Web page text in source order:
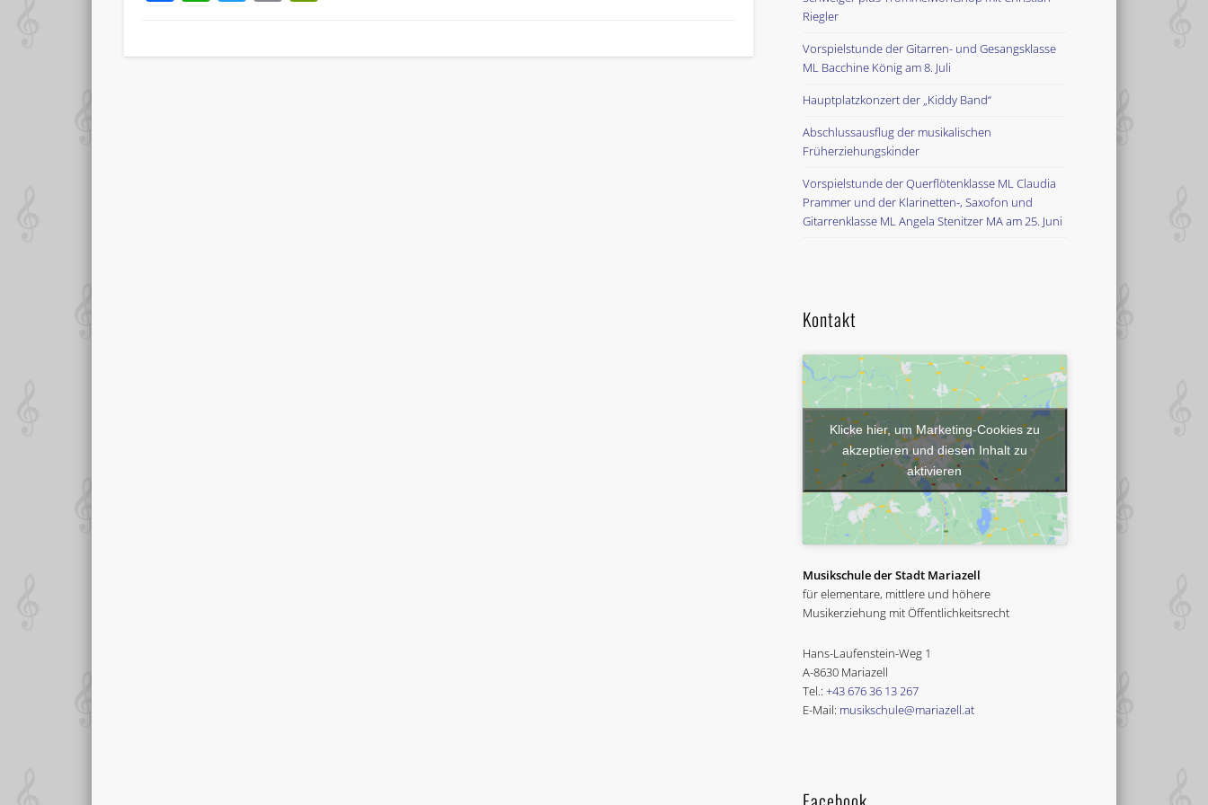
Riegler
Vorspielstunde der Gitarren- und Gesangsklasse
ML Bacchine König am 8. Juli
Hauptplatzkonzert der „Kiddy Band“
Abschlussausflug der musikalischen
Früherziehungskinder
Vorspielstunde der Querflötenklasse ML Claudia
Prammer und der Klarinetten-, Saxofon und
Gitarrenklasse ML Angela Stenitzer MA am 25. Juni
Kontakt
Klicke hier, um Marketing-Cookies zu
akzeptieren und diesen Inhalt zu
aktivieren
Musikschule der Stadt Mariazell
für elementare, mittlere und höhere
Musikerziehung mit Öffentlichkeitsrecht
Hans-Laufenstein-Weg 1
A-8630 Mariazell
Tel.: +43 676 36 13 267
E-Mail: musikschule@mariazell.at